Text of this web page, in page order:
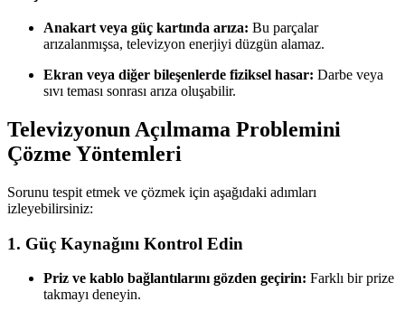
Anakart veya güç kartında arıza: Bu parçalar
arızalanmışsa, televizyon enerjiyi düzgün alamaz.
Ekran veya diğer bileşenlerde fiziksel hasar: Darbe veya
sıvı teması sonrası arıza oluşabilir.
Televizyonun Açılmama Problemini
Çözme Yöntemleri
Sorunu tespit etmek ve çözmek için aşağıdaki adımları
izleyebilirsiniz:
1. Güç Kaynağını Kontrol Edin
Priz ve kablo bağlantılarını gözden geçirin: Farklı bir prize
takmayı deneyin.